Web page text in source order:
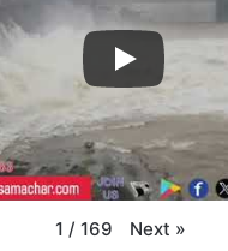
1 / 169 Next »